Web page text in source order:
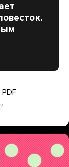
PDF